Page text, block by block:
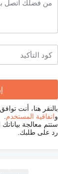
بالنقر هنا، أنت
واتفاقية المستخدم
ستتم معالجة
رد على طلبك.